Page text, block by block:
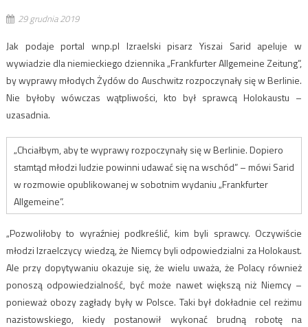
29 grudnia 2019
Jak podaje portal wnp.pl Izraelski pisarz Yiszai Sarid apeluje w
wywiadzie dla niemieckiego dziennika „Frankfurter Allgemeine Zeitung”,
by wyprawy młodych Żydów do Auschwitz rozpoczynały się w Berlinie.
Nie byłoby wówczas wątpliwości, kto był sprawcą Holokaustu –
uzasadnia.
„Chciałbym, aby te wyprawy rozpoczynały się w Berlinie. Dopiero
stamtąd młodzi ludzie powinni udawać się na wschód” – mówi Sarid
w rozmowie opublikowanej w sobotnim wydaniu „Frankfurter
Allgemeine”.
„Pozwoliłoby to wyraźniej podkreślić, kim byli sprawcy. Oczywiście
młodzi Izraelczycy wiedzą, że Niemcy byli odpowiedzialni za Holokaust.
Ale przy dopytywaniu okazuje się, że wielu uważa, że Polacy również
ponoszą odpowiedzialność, być może nawet większą niż Niemcy –
ponieważ obozy zagłady były w Polsce. Taki był dokładnie cel reżimu
nazistowskiego, kiedy postanowił wykonać brudną robotę na